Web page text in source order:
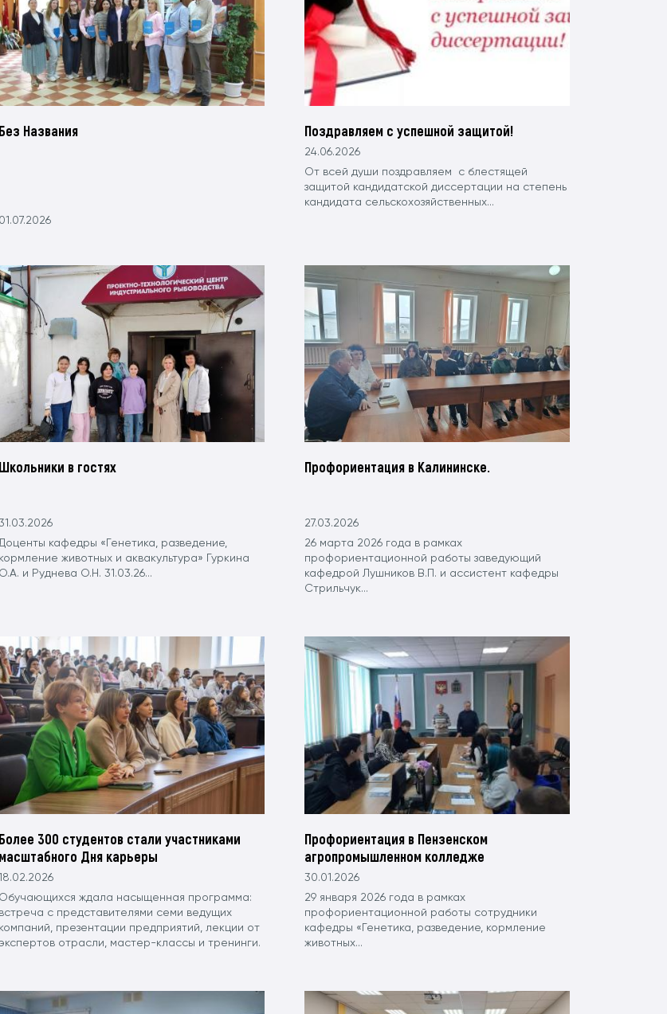
Без Названия
01.07.2026
Поздравляем с успешной защитой!
24.06.2026
От всей души поздравляем с блестящей
защитой кандидатской диссертации на степень
кандидата сельскохозяйственных...
Школьники в гостях
кафедры «Генетика, разведение,
кормление животных и аквакультура» Гуркина
О.А. и Руднева О.Н. 31.03.26...
Профориентация в Калининске.
27.03.2026
26 марта 2026 года в рамках
профориентационной работы заведующий
кафедрой Лушников В.П. и ассистент кафедры
Стрильчук...
Более 300 студентов стали участниками
масштабного Дня карьеры
Обучающихся ждала насыщенная программа:
встреча с представителями семи ведущих
компаний, презентации предприятий, лекции от
отрасли, мастер-классы и тренинги.
Профориентация в Пензенском
агропромышленном колледже
30.01.2026
29 января 2026 года в рамках
профориентационной работы сотрудники
кафедры «Генетика, разведение, кормление
животных...